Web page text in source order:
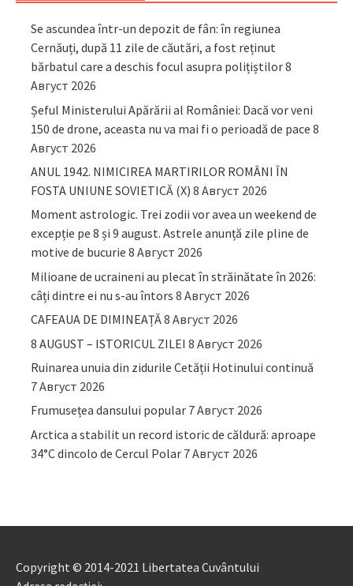
Se ascundea într-un depozit de fân: în regiunea
Cernăuți, după 11 zile de căutări, a fost reținut
bărbatul care a deschis focul asupra polițiștilor8
Август 2026
Șeful Ministerului Apărării al României: Dacă vor veni
150 de drone, aceasta nu va mai fi o perioadă de pace 8
Август 2026
ANUL 1942. NIMICIREA MARTIRILOR ROMÂNI ÎN
FOSTA UNIUNE SOVIETICĂ (X) 8 Август 2026
Moment astrologic. Trei zodii vor avea un weekend de
excepție pe 8 și 9 august. Astrele anunță zile pline de
motive de bucurie 8 Август 2026
Milioane de ucraineni au plecat în străinătate în 2026:
câți dintre ei nu s-au întors 8 Август 2026
CAFEAUA DE DIMINEAȚĂ8 Август 2026
8 AUGUST – ISTORICUL ZILEI 8 Август 2026
Ruinarea unuia din zidurile Cetății Hotinului continuă
7 Август 2026
Frumusețea dansului popular 7 Август 2026
Arctica a stabilit un record istoric de căldură: aproape
34°C dincolo de Cercul Polar 7 Август 2026
Copyright © 2014-2021 Libertatea Cuvântului